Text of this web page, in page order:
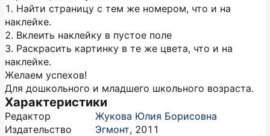
1. Найти страницу с тем же номером, что и на
наклейке.
2. Вклеить наклейку в пустое поле
3. Раскрасить картинку в те же цвета, что и на
наклейке.
Желаем успехов!
Для дошкольного и младшего школьного возраста.
Характеристики
Редактор
Жукова Юлия Борисовна
Издательство
Эгмонт, 2011